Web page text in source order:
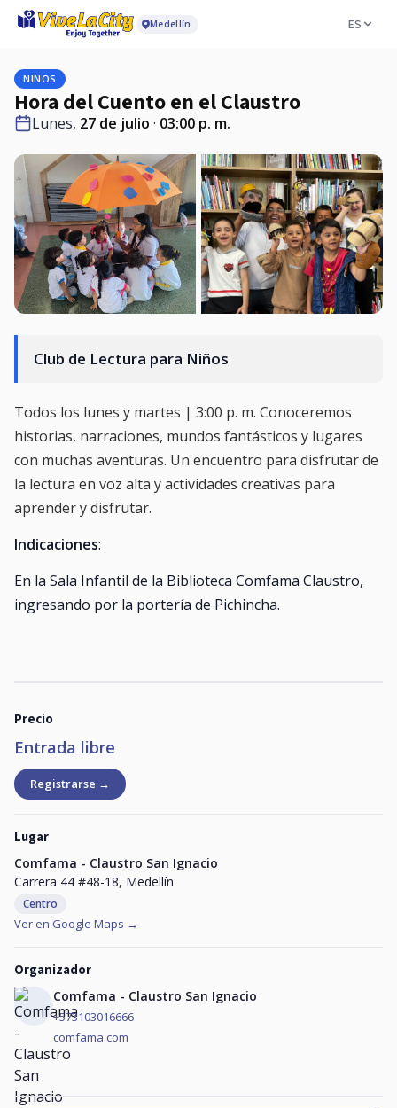
Medellín ES
NIÑOS
Hora del Cuento en el Claustro
Lunes, 27 de julio · 03:00 p. m.
Club de Lectura para Niños
Todos los lunes y martes | 3:00 p. m. Conoceremos
historias, narraciones, mundos fantásticos y lugares
con muchas aventuras. Un encuentro para disfrutar de
la lectura en voz alta y actividades creativas para
aprender y disfrutar.
Indicaciones:
En la Sala Infantil de la Biblioteca Comfama Claustro,
ingresando por la portería de Pichincha.
Precio
Entrada libre
Registrarse →
Lugar
Comfama - Claustro San Ignacio
Carrera 44 #48-18, Medellín
Centro
Ver en Google Maps →
Organizador
Comfama - Claustro San Ignacio
+573103016666
comfama.com